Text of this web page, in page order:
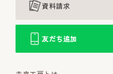
資料請求
友だち追加